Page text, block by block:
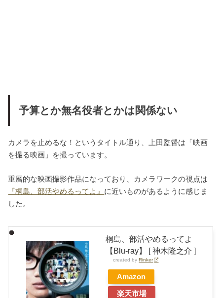
予算とか無名役者とかは関係ない
カメラを止めるな！というタイトル通り、上田監督は「映画
を撮る映画」を撮っています。
重層的な映画撮影作品になっており、カメラワークの視点は
『桐島、部活やめるってよ』 に近いものがあるように感じま
した。
桐島、部活やめるってよ
【Blu-ray】 [ 神木隆之介 ]
created byRinker
Amazon
楽天市場